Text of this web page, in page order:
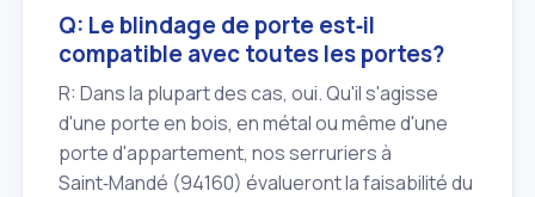
Q: Le blindage de porte est‑il
compatible avec toutes les portes?
R: Dans la plupart des cas, oui. Qu'il s'agisse
d'une porte en bois, en métal ou même d'une
porte d'appartement, nos serruriers à
Saint‑Mandé (94160) évalueront la faisabilité du